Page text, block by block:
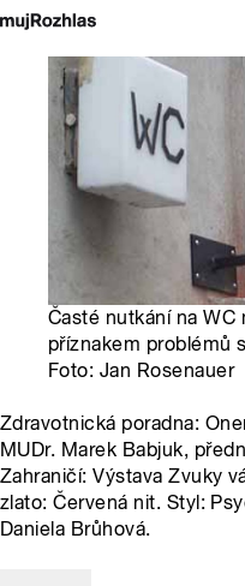
Časté nutkání na WC
příznakem problémů
Foto: Jan Rosenauer
Zdravotnická poradna:
MUDr. Marek Babjuk,
Zahraničí: Výstava Zvuky
zlato: Červená nit. Styl:
Daniela Brůhová.